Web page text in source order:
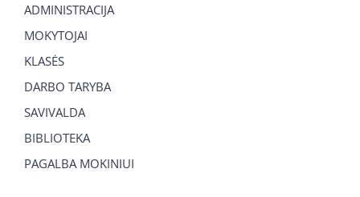
ADMINISTRACIJA
MOKYTOJAI
KLASĖS
DARBO TARYBA
SAVIVALDA
BIBLIOTEKA
PAGALBA MOKINIUI